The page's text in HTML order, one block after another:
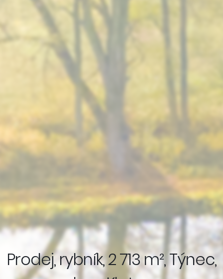
Prodej, rybník, 2 713 m², Týnec,